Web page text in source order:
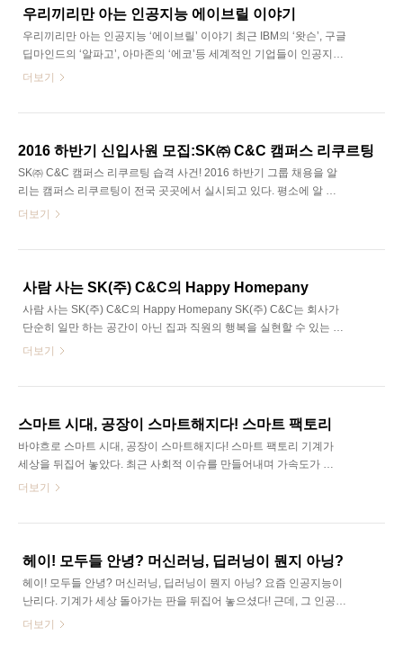
게 말하는 노하우를 공개한다. 첫 번째로 SK㈜ C&C의 새 식구가 된
Hi-Tech팀의 미소지기 육민형 사원의 경험담을 들어보자. (2탄, 3탄
에서는 전 아나운서, 스피치 강사의 말하기 노하우도 공개할 예정!)
SK Careers Editor 이관형 우선, 작년 SK㈜ C&C의 새 식구가 된 Hi-
T..
우리끼리만 아는 인공지능 에이브릴 이야기
우리끼리만 아는 인공지능 ‘에이브릴’ 이야기 최근 IBM의 ‘왓슨’, 구글
딥마인드의 ‘알파고’, 아마존의 ‘에코’등 세계적인 기업들이 인공지능
(AI)를 잇달아 선보이고 있다. SK㈜ C&C는 국내 대기업 중 유일하게
다녀왔다. SK Careers Editor 이관형 정자동 사옥에서 SK㈜ C&C의
인공지능 에이브릴(AIBRIL)의 기술 파트를 담당하고 있는 SK㈜ C&C
Aibril Platform팀의 마창수 차장님을 만나 뵐 수 있었다. 에이브릴 개
발의 내막과 그 소소한 이야기 그리고 인공지능 분야 취업..
더보기
2016 하반기 신입사원 모집:SK㈜ C&C 캠퍼스 리쿠르팅
SK㈜ C&C 캠퍼스 리쿠르팅 습격 사건! 2016 하반기 그룹 채용을 알
리는 캠퍼스 리쿠르팅이 전국 곳곳에서 실시되고 있다. 평소에 알 수
없었던 정보를 채용담당자들로부터 직접 얻을 수 있는 기회이니, 취
디밭에서 2016년 우수인재 채용박람회와 함께 SK 캠퍼스 리쿠르팅
이 실시하고 있었다. 채용박람회에는 약 140개의 기업들이 참가하여
부스에서 채용 상담을 진행하고 있었고 기업에 따라 소정의 상품을
주기도 했다. 조금은 더운 날씨에 야외에서 실시된 채용박람회였지
만, 저마다의 고민을 가진 취업..
더보기
사람 사는 SK(주) C&C의 Happy Homepany
사람 사는 SK(주) C&C의 Happy Homepany SK(주) C&C는 회사가
단순히 일만 하는 공간이 아닌 집과 직원의 행복을 실현할 수 있는 공
간이 되도록 하자는 의미에서 Happy Homepany(Happy Home +
을 엿볼 수 있다는데, 집처럼 편안한 직장! 정자동 사옥에 에디터가 다
녀왔다. SK Careers Editor 이천 내 집처럼 생각하고 편하게 지내세
요! SK(주) C&C는 '회사가 단순히 일만 하는 공간이 아닌 집과 같이
직원의 행복을 실현할 수 있는 공간이 되도록 하자'라는..
더보기
스마트 시대, 공장이 스마트해지다! 스마트 팩토리
바야흐로 스마트 시대, 공장이 스마트해지다! 스마트 팩토리 기계가
세상을 뒤집어 놓았다. 최근 사회적 이슈를 만들어내며 가속도가 붙
은 AI, 빅데이터의 힘을 입고 삼라만상을 전부 데이터로 바꾸려는 IoT,
을 위해 활용되는 공간인 공장이 있다. 전세계의 스마트팩토리가 지
금 유난히 뜨겁다. SK Careers Editor 이천 생산기술과 ICT(정보통신)
의 결합 스마트팩토리(Smart Factory)란, 공장에 구성되어 있는 모든
설비와 기계 장비 사물인터넷(loT)을 통해 장비와 가공품 상호 간에
소통 체계를 ..
더보기
헤이! 모두들 안녕? 머신러닝, 딥러닝이 뭔지 아닝?
헤이! 모두들 안녕? 머신러닝, 딥러닝이 뭔지 아닝? 요즘 인공지능이
난리다. 기계가 세상 돌아가는 판을 뒤집어 놓으셨다! 근데, 그 인공지
능을 쥐락펴락하는 사람이 있다고 하는데, “헤이! 모두들 머신러닝, 딥
더보기